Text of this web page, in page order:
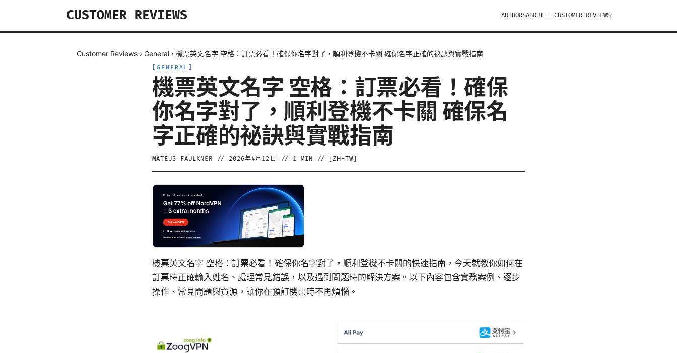
CUSTOMER REVIEWS AUTHORSABOUT — CUSTOMER REVIEWS
Customer Reviews › General › 機票英文名字 空格：訂票必看！確保你名字對了，順利登機不卡關 確保名字正確的祕訣與實戰指南
GENERAL
機票英文名字 空格：訂票必看！確保
你名字對了，順利登機不卡關 確保名
字正確的祕訣與實戰指南
MATEUS FAULKNER // 2026年4月12日 // 1 MIN // [ ZH-TW
機票英文名字 空格：訂票必看！確保你名字對了，順利登機不卡關的快速指南，今天就教你如何在
訂票時正確輸入姓名、處理常見錯誤，以及遇到問題時的解決方案。以下內容包含實務案例、逐步
操作、常見問題與資源，讓你在預訂機票時不再煩惱。